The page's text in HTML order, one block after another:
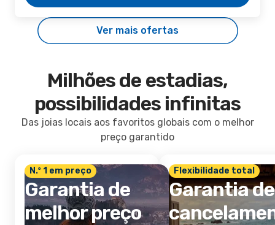
Ver mais ofertas
Milhões de estadias,
possibilidades infinitas
Das joias locais aos favoritos globais com o melhor
preço garantido
N.º 1 em preço
Garantia de
melhor preço
Flexibilidade total
Garantia de